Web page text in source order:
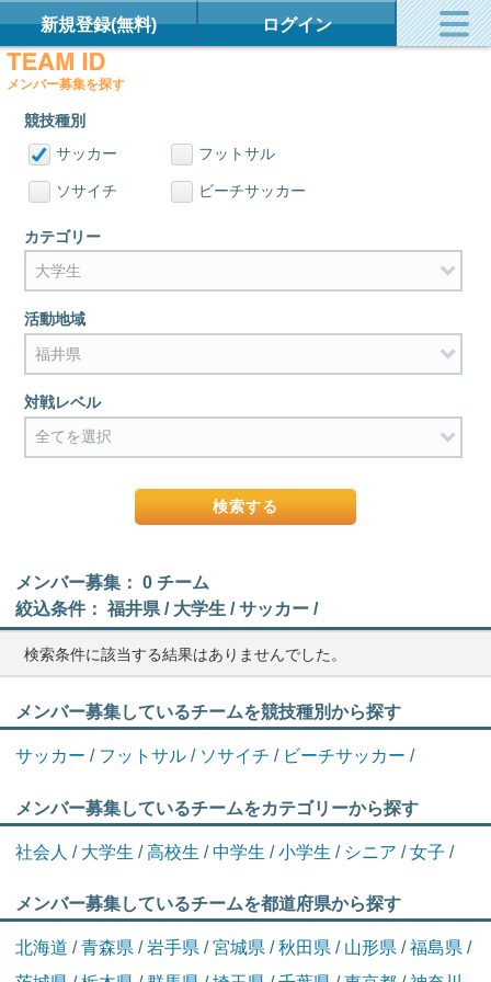
新規登録(無料) ログイン
メンバー募集を探す
競技種別
サッカー
フットサル
ソサイチ ビーチサッカー
カテゴリー
活動地域
対戦レベル
メンバー募集： 0 チーム
絞込条件： 福井県 / 大学生 / サッカー /
検索条件に該当する結果はありませんでした。
メンバー募集しているチームを競技種別から探す
サッカー / フットサル/ ソサイチ / ビーチサッカー /
メンバー募集しているチームをカテゴリーから探す
社会人 / 大学生 /高校生 /中学生 /小学生 / シニア /女子 /
メンバー募集しているチームを都道府県から探す
北海道 /青森県 /岩手県 /宮城県 /秋田県 / 山形県 /福島県 /